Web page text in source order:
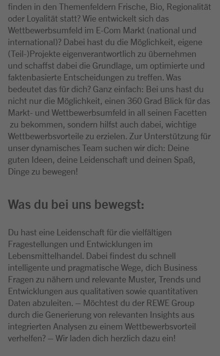
finden in den Themenfeldern Frische, Bio, Regionalität
oder Loyalität statt? Wie entwickelt sich das
Wettbewerbsumfeld im E-Com Markt (national und
international)? Dabei hast du die Möglichkeit, eigene
(Teil-)Projekte eigenverantwortlich zu übernehmen
und schaffst dabei die Grundlage, um optimierte und
faktenbasierte Entscheidungen zu treffen. Was
bedeutet das für dich? Ganz einfach: Bei uns hast du
nicht nur die Möglichkeit, einen 360 Grad Blick für das
Markt- und Wettbewerbsumfeld in all seinen Facetten
zu bekommen, sondern hilfst auch dabei, wichtige
Wettbewerbsvorteile zu erzielen. Zur Unterstützung für
unser dynamisches Team suchen wir dich: Deine
guten Ideen, deine Leidenschaft und deinen Spaß,
Dinge zu bewegen!
Was du bei uns bewegst:
Du hast eine Leidenschaft für die vielfältigen
Fragestellungen und Entwicklungen im
Lebensmittelhandel. Dabei findest du schnell
intelligente und pragmatische Wege, dich Business
Fragen zu nähern und relevante Muster, Trends und
Entwicklungen aus qualitativen sowie quantitativen
Daten abzuleiten. – Möchtest du der REWE Group
durch die Generierung von relevanten Insights aus
integrierten Analysen zu einem Wettbewerbsvorteil
verhelfen? – Wir laden dich herzlich dazu ein!